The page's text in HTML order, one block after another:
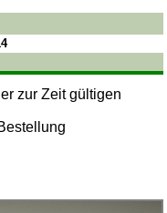
zur Zeit gültigen